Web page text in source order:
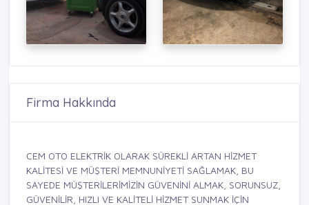
Firma Hakkında
CEM OTO ELEKTRİK OLARAK SÜREKLİ ARTAN HİZMET
KALİTESİ VE MÜŞTERİ MEMNUNİYETİ SAĞLAMAK, BU
SAYEDE MÜŞTERİLERİMİZİN GÜVENİNİ ALMAK, SORUNSUZ,
GÜVENİLİR, HIZLI VE KALİTELİ HİZMET SUNMAK İÇİN